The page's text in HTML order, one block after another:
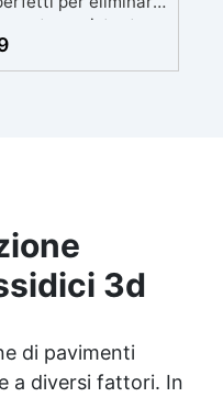
disordine e
per vialetti
ornamentali, ✅
resistente
2mm fino a 2 cm,
per risultati
3d
di pavimenti
a diversi fattori. In